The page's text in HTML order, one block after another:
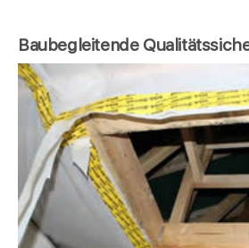
Baubegleitende